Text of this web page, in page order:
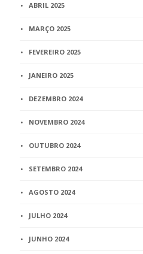
ABRIL 2025
MARÇO 2025
FEVEREIRO 2025
JANEIRO 2025
DEZEMBRO 2024
NOVEMBRO 2024
OUTUBRO 2024
SETEMBRO 2024
AGOSTO 2024
JULHO 2024
JUNHO 2024